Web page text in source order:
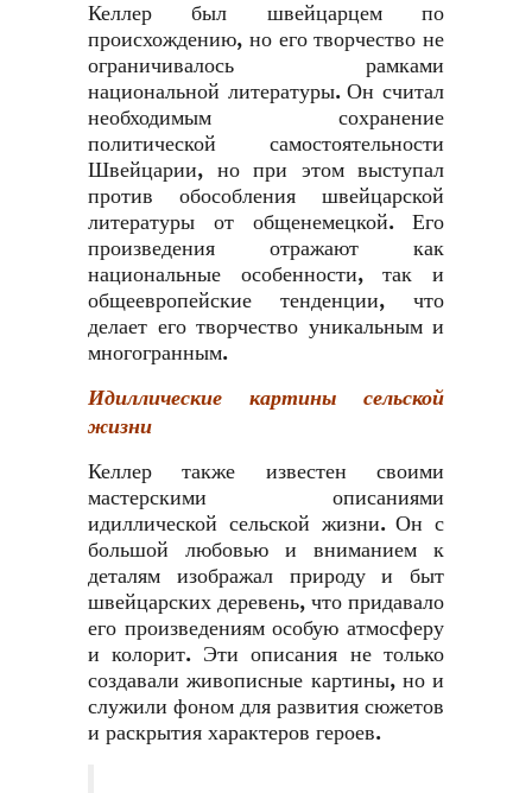
Келлер был швейцарцем по
происхождению, но его творчество не
ограничивалось рамками
национальной литературы. Он считал
необходимым сохранение
политической самостоятельности
Швейцарии, но при этом выступал
против обособления швейцарской
литературы от общенемецкой. Его
произведения отражают как
национальные особенности, так и
общеевропейские тенденции, что
делает его творчество уникальным и
многогранным.
Идиллические картины сельской
жизни
Келлер также известен своими
мастерскими описаниями
идиллической сельской жизни. Он с
большой любовью и вниманием к
деталям изображал природу и быт
швейцарских деревень, что придавало
его произведениям особую атмосферу
и колорит. Эти описания не только
создавали живописные картины, но и
служили фоном для развития сюжетов
и раскрытия характеров героев.